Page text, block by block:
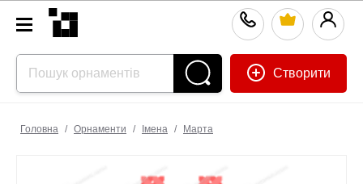
Створити
Головна / Орнаменти / Імена / Марта